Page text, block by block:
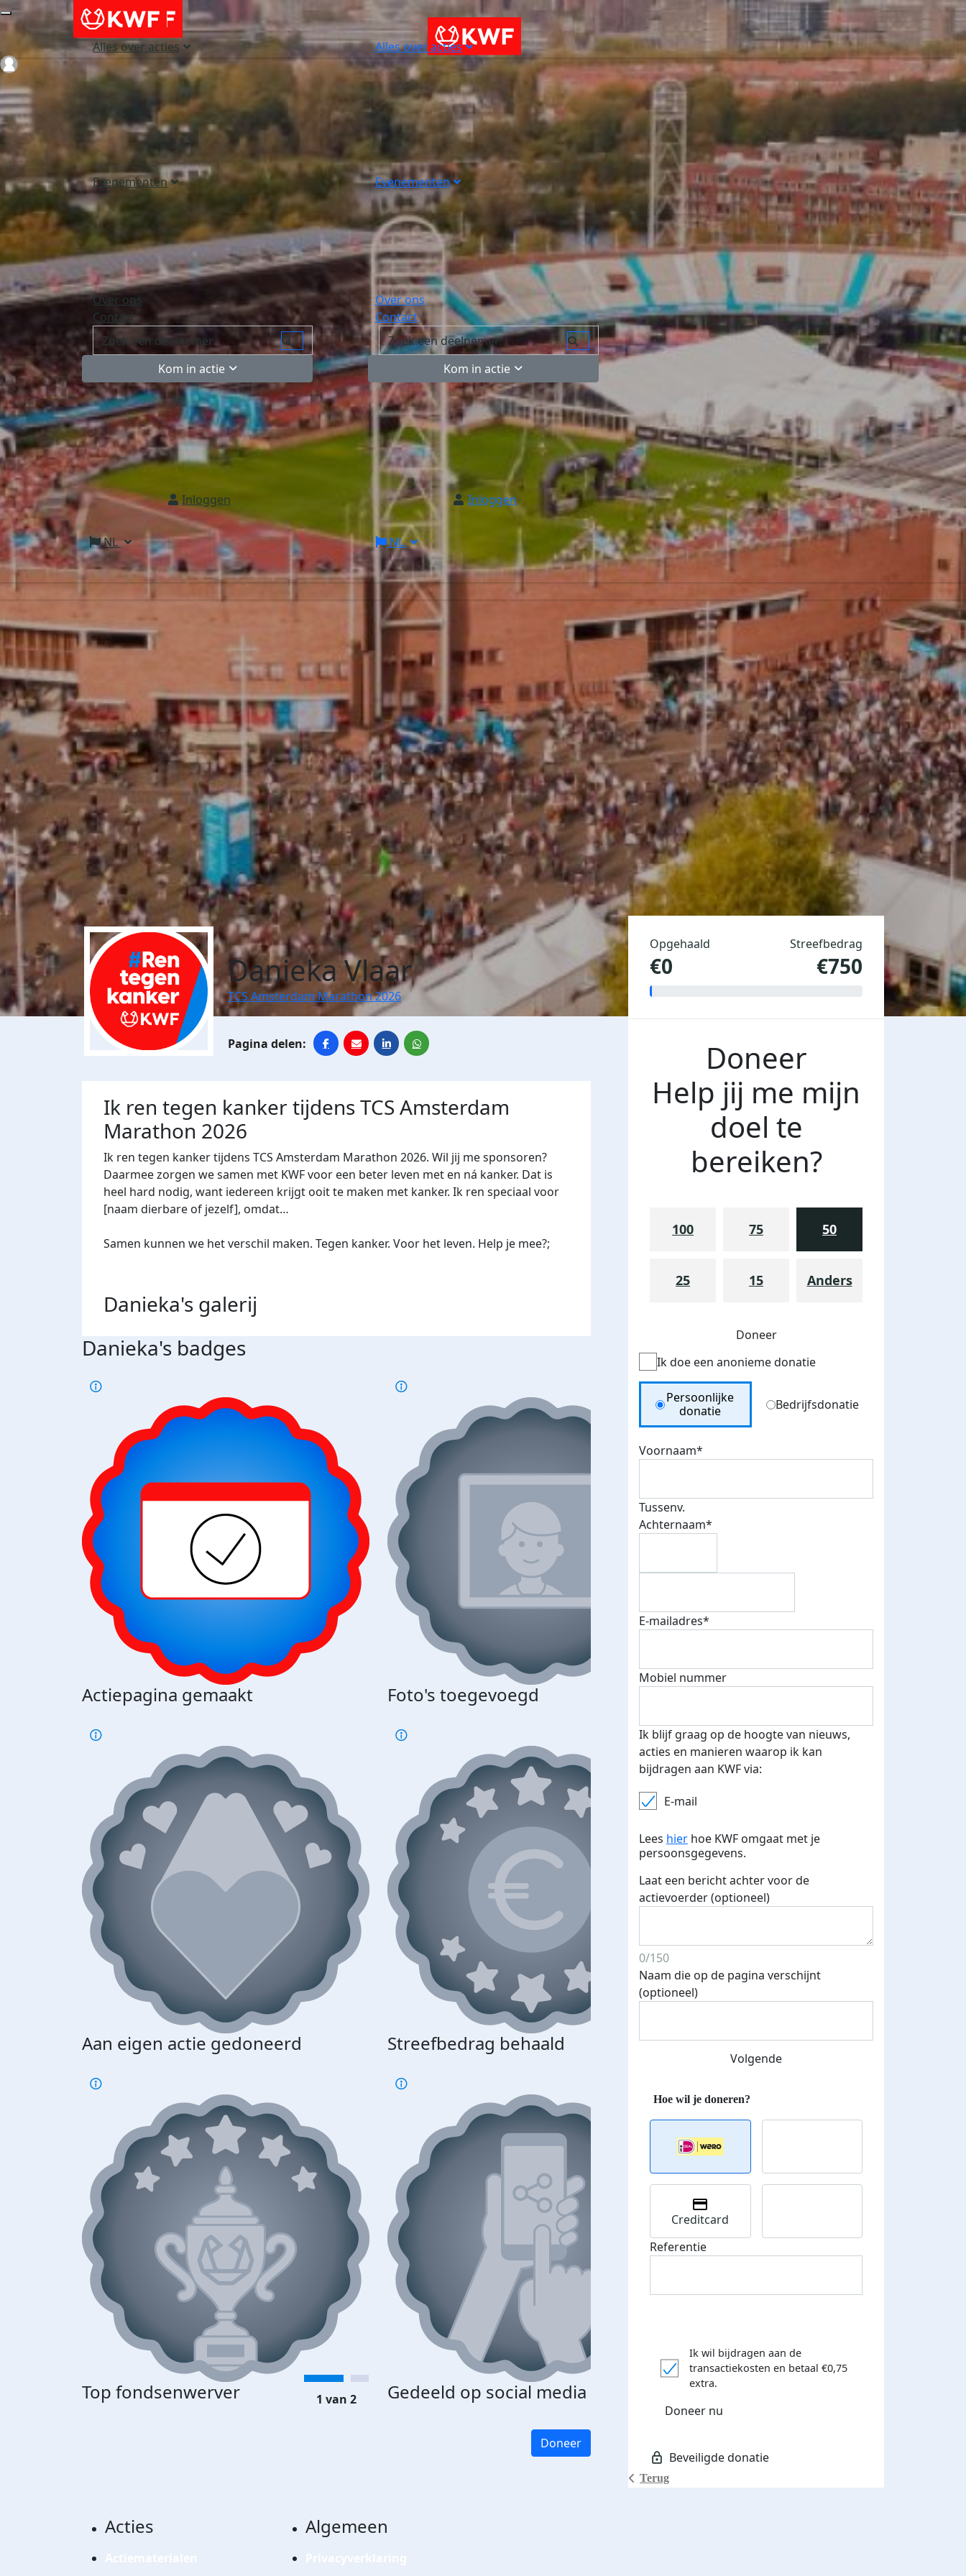
Alles over acties
Evenementen
Over ons
Contact
Kom in actie
Inloggen
NL
Alles over acties
Evenementen
Over ons
Contact
Kom in actie
Inloggen
NL
Login
Danieka Vlaar
TCS Amsterdam Marathon 2026
Ik ren tegen kanker tijdens TCS Amsterdam
Marathon 2026
Ik ren tegen kanker tijdens TCS Amsterdam Marathon 2026. Wil jij me sponsoren?
Daarmee zorgen we samen met KWF voor een beter leven met en ná kanker. Dat is
heel hard nodig, want iedereen krijgt ooit te maken met kanker. Ik ren speciaal voor
[naam dierbare of jezelf], omdat…
Samen kunnen we het verschil maken. Tegen kanker. Voor het leven. Help je mee?;
Danieka's galerij
Danieka's badges
Actiepagina gemaakt Foto's toegevoegd E-mails verstuurd
Aan eigen actie gedoneerd Streefbedrag behaald Streefbedrag verhoogd
Top fondsenwerver Gedeeld op social media Donateurs bedankt
€500 euro opgehaald: t-shirt
1 van 2
Doneer
Opgehaald
€0
Streefbedrag
€750
Doneer
Help jij me mijn
doel te
bereiken?
100 75 50
25 15 Anders
Doneer
Ik doe een anonieme donatie
Donation Type
Persoonlijke
donatie
Bedrijfsdonatie
Voornaam*
Tussenv.
Achternaam*
E-mailadres*
Mobiel nummer
Ik blijf graag op de hoogte van nieuws,
acties en manieren waarop ik kan
bijdragen aan KWF via:
E-mail
Lees hier hoe KWF omgaat met je
persoonsgegevens.
Laat een bericht achter voor de
actievoerder (optioneel)
0/150
Naam die op de pagina verschijnt
(optioneel)
Volgende
Terug
Creditcard
Referentie
Ik wil bijdragen aan de
transactiekosten en betaal €0,75
extra.
Doneer nu
Acties Algemeen